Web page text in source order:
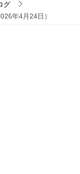
グ
年4月24日）